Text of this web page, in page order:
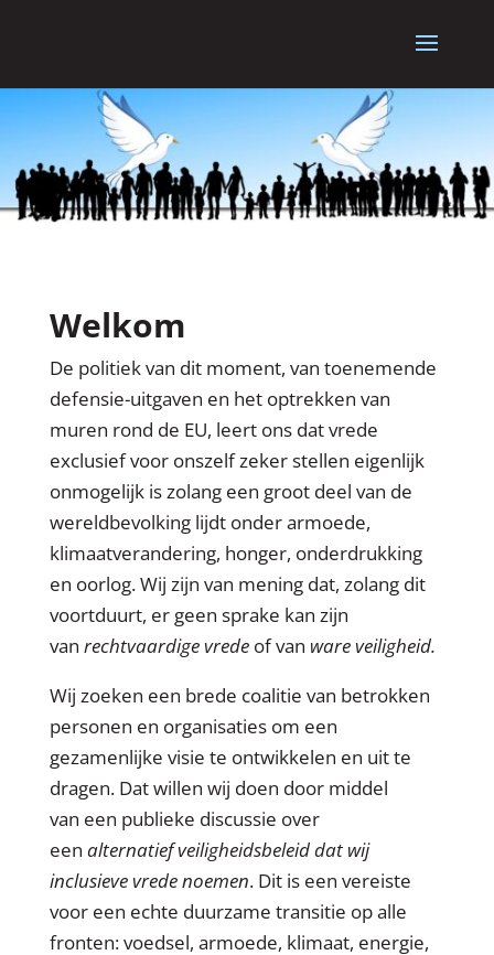
Welkom
De politiek van dit moment, van toenemende
defensie-uitgaven en het optrekken van
muren rond de EU, leert ons dat vrede
exclusief voor onszelf zeker stellen eigenlijk
onmogelijk is zolang een groot deel van de
wereldbevolking lijdt onder armoede,
klimaatverandering, honger, onderdrukking
en oorlog. Wij zijn van mening dat, zolang dit
voortduurt, er geen sprake kan zijn
van rechtvaardige vredeof van ware veiligheid.
Wij zoeken een brede coalitie van betrokken
personen en organisaties om een
gezamenlijke visie te ontwikkelen en uit te
dragen. Dat willen wij doen door middel
van een publieke discussie over
een alternatief veiligheidsbeleid dat wij
inclusieve vrede noemen. Dit is een vereiste
voor een echte duurzame transitie op alle
fronten: voedsel, armoede, klimaat, energie,